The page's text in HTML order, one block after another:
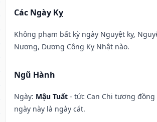
Các Ngày Kỵ
Không phạm bất kỳ ngày Nguyệt kỵ,
Nương, Dương Công Kỵ Nhật nào.
Ngũ Hành
Ngày: Mậu Tuất - tức Can Chi tương đồng
ngày này là ngày cát.